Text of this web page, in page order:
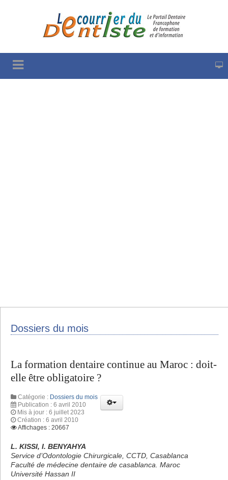
Dossiers du mois
La formation dentaire continue au Maroc : doit-
elle être obligatoire ?
Catégorie : Dossiers du mois
Publication : 6 avril 2010
Mis à jour : 6 juillet 2023
Création : 6 avril 2010
Affichages : 20667
L. KISSI, I. BENYAHYA
Service d’Odontologie Chirurgicale, CCTD, Casablanca
Faculté de médecine dentaire de casablanca. Maroc
Université Hassan II